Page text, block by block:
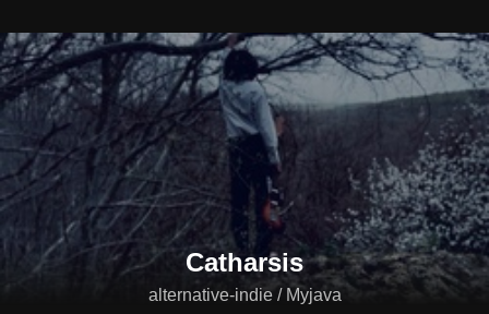
Catharsis
alternative-indie / Myjava